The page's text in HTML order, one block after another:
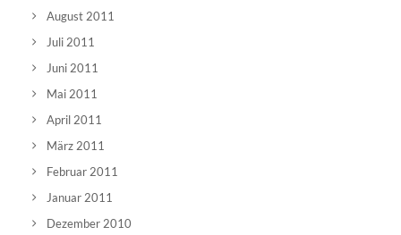
August 2011
Juli 2011
Juni 2011
Mai 2011
April 2011
März 2011
Februar 2011
Januar 2011
Dezember 2010